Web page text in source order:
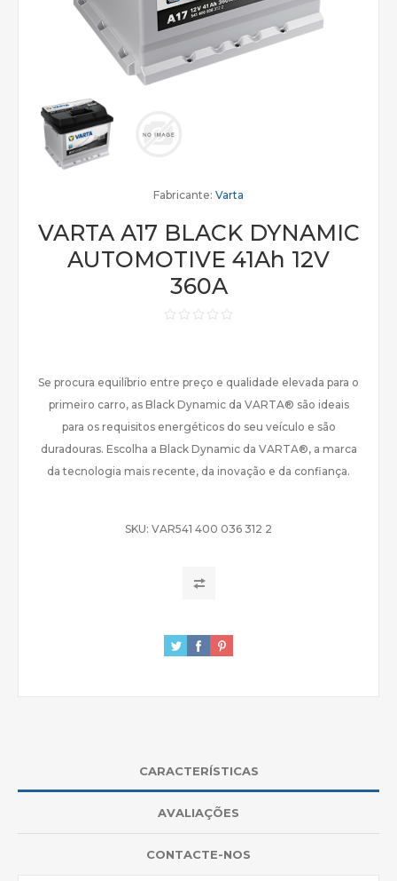
Fabricante: Varta
VARTA A17 BLACK DYNAMIC
AUTOMOTIVE 41Ah 12V
360A
Se procura equilíbrio entre preço e qualidade elevada para o
primeiro carro, as Black Dynamic da VARTA® são ideais
para os requisitos energéticos do seu veículo e são
duradouras. Escolha a Black Dynamic da VARTA®, a marca
da tecnologia mais recente, da inovação e da confiança.
SKU: VAR541 400 036 312 2
CARACTERÍSTICAS
AVALIAÇÕES
CONTACTE-NOS